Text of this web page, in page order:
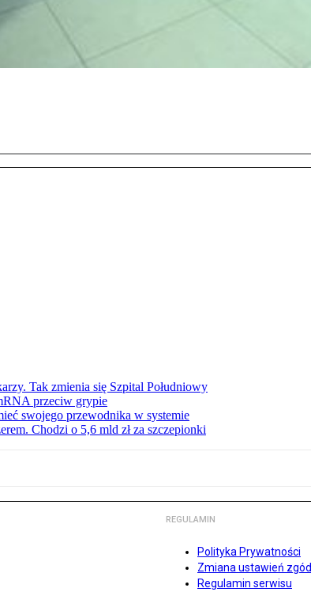
Tak zmienia się Szpital Południowy
przeciw grypie
swojego przewodnika w systemie
Chodzi o 5,6 mld zł za szczepionki
REGULAMIN
Polityka Prywatności
Zmiana ustawień zgód
Regulamin serwisu